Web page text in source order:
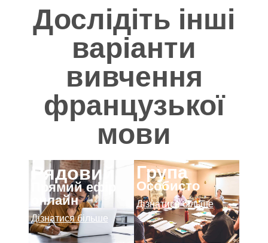
Дослідіть інші
варіанти
вивчення
французької
мови
Рядовий
Прямий ефір
онлайн
Дізнатися більше
Група
Особисто
Дізнатися більше